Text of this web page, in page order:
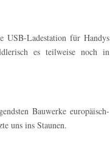
USB-Ladestation für Handys
es teilweise noch in
Bauwerke europäisch-
uns ins Staunen.